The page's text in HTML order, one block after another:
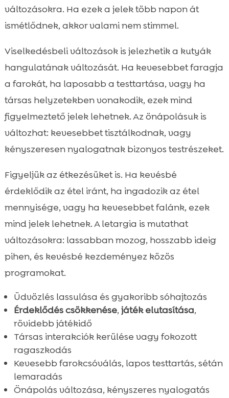
változásokra. Ha ezek a jelek több napon át
ismétlődnek, akkor valami nem stimmel.
Viselkedésbeli változások is jelezhetik a kutyák
hangulatának változását. Ha kevesebbet faragja
a farokát, ha laposabb a testtartása, vagy ha
társas helyzetekben vonakodik, ezek mind
figyelmeztető jelek lehetnek. Az önápolásuk is
változhat: kevesebbet tisztálkodnak, vagy
kényszeresen nyalogatnak bizonyos testrészeket.
Figyeljük az étkezésüket is. Ha kevésbé
érdeklődik az étel iránt, ha ingadozik az étel
mennyisége, vagy ha kevesebbet falánk, ezek
mind jelek lehetnek. A letargia is mutathat
változásokra: lassabban mozog, hosszabb ideig
pihen, és kevésbé kezdeményez közös
programokat.
Üdvözlés lassulása és gyakoribb sóhajtozás
Érdeklődés csökkenése, játék elutasítása,
rövidebb játékidő
Társas interakciók kerülése vagy fokozott
ragaszkodás
Kevesebb farokcsóválás, lapos testtartás, sétán
lemaradás
Önápolás változása, kényszeres nyalogatás